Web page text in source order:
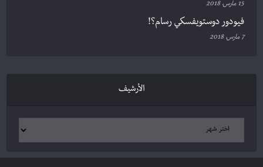
15 مارس، 2018
فيودور دوستويفسكي رسام؟!
7 مارس، 2018
الأرشيف